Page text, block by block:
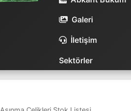
Galeri
İletişim
Sektörler